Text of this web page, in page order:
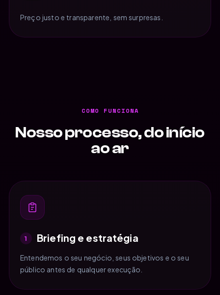
Preço justo e transparente, sem surpresas.
COMO FUNCIONA
Nosso processo, do início
ao ar
1 Briefing e estratégia
Entendemos o seu negócio, seus objetivos e o seu
público antes de qualquer execução.